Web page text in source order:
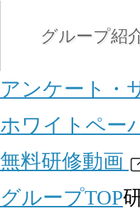
グループ紹
アンケート・
ホワイトペー
無料研修動画
グループTOP